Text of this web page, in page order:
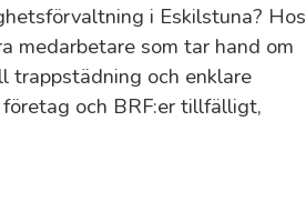
i Eskilstuna? Hos
medarbetare som tar hand om
trappstädning och enklare
och BRF:er tillfälligt,